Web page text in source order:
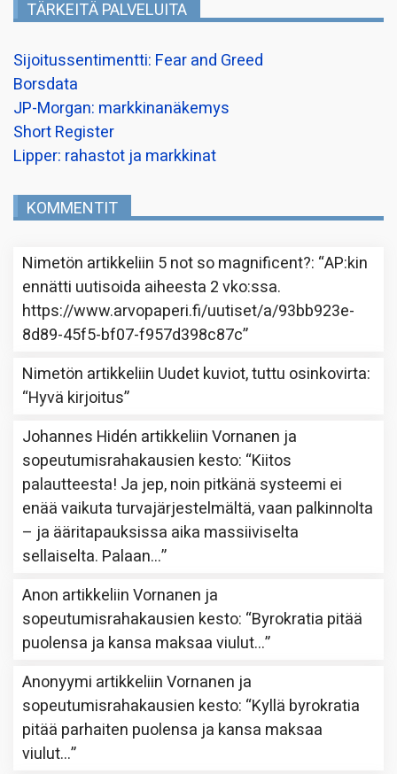
TÄRKEITÄ PALVELUITA
Sijoitussentimentti: Fear and Greed
Borsdata
JP-Morgan: markkinanäkemys
Short Register
Lipper: rahastot ja markkinat
KOMMENTIT
Nimetön artikkeliin 5 not so magnificent?: “AP:kin
ennätti uutisoida aiheesta 2 vko:ssa.
https://www.arvopaperi.fi/uutiset/a/93bb923e-
8d89-45f5-bf07-f957d398c87c”
Nimetön artikkeliin Uudet kuviot, tuttu osinkovirta:
“Hyvä kirjoitus”
Johannes Hidén artikkeliinVornanen ja
sopeutumisrahakausien kesto: “Kiitos
palautteesta! Ja jep, noin pitkänä systeemi ei
enää vaikuta turvajärjestelmältä, vaan palkinnolta
– ja ääritapauksissa aika massiiviselta
sellaiselta. Palaan…”
Anon artikkeliinVornanen ja
sopeutumisrahakausien kesto: “Byrokratia pitää
puolensa ja kansa maksaa viulut…”
Anonyymi artikkeliinVornanen ja
sopeutumisrahakausien kesto: “Kyllä byrokratia
pitää parhaiten puolensa ja kansa maksaa
viulut…”